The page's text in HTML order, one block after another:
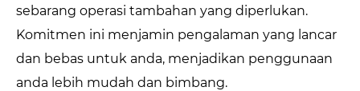
sebarang operasi tambahan yang diperlukan.
Komitmen ini menjamin pengalaman yang lancar
dan bebas untuk anda, menjadikan penggunaan
anda lebih mudah dan bimbang.